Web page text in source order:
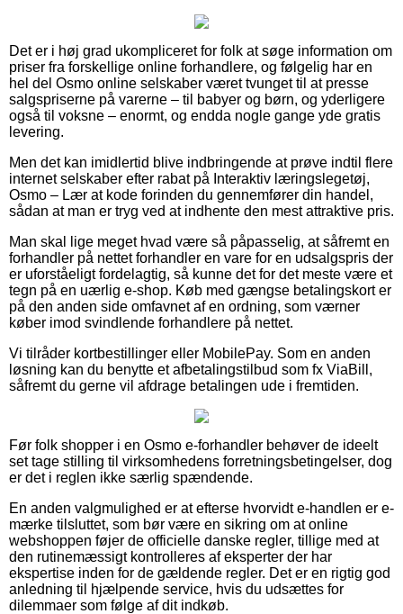
Det er i høj grad ukompliceret for folk at søge information om
priser fra forskellige online forhandlere, og følgelig har en
hel del Osmo online selskaber været tvunget til at presse
salgspriserne på varerne – til babyer og børn, og yderligere
også til voksne – enormt, og endda nogle gange yde gratis
levering.
Men det kan imidlertid blive indbringende at prøve indtil flere
internet selskaber efter rabat på Interaktiv læringslegetøj,
Osmo – Lær at kode forinden du gennemfører din handel,
sådan at man er tryg ved at indhente den mest attraktive pris.
Man skal lige meget hvad være så påpasselig, at såfremt en
forhandler på nettet forhandler en vare for en udsalgspris der
er uforståeligt fordelagtig, så kunne det for det meste være et
tegn på en uærlig e-shop. Køb med gængse betalingskort er
på den anden side omfavnet af en ordning, som værner
køber imod svindlende forhandlere på nettet.
Vi tilråder kortbestillinger eller MobilePay. Som en anden
løsning kan du benytte et afbetalingstilbud som fx ViaBill,
såfremt du gerne vil afdrage betalingen ude i fremtiden.
Før folk shopper i en Osmo e-forhandler behøver de ideelt
set tage stilling til virksomhedens forretningsbetingelser, dog
er det i reglen ikke særlig spændende.
En anden valgmulighed er at efterse hvorvidt e-handlen er e-
mærke tilsluttet, som bør være en sikring om at online
webshoppen føjer de officielle danske regler, tillige med at
den rutinemæssigt kontrolleres af eksperter der har
ekspertise inden for de gældende regler. Det er en rigtig god
anledning til hjælpende service, hvis du udsættes for
dilemmaer som følge af dit indkøb.